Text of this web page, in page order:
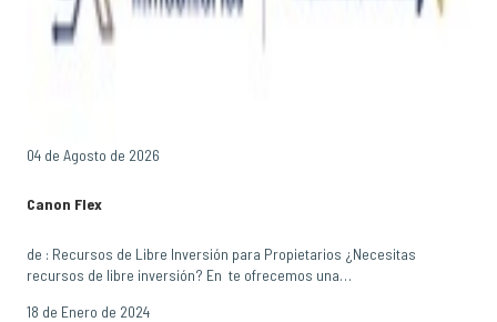
04 de Agosto de 2026
Canon Flex
de : Recursos de Libre Inversión para Propietarios ¿Necesitas
recursos de libre inversión? En te ofrecemos una…
18 de Enero de 2024